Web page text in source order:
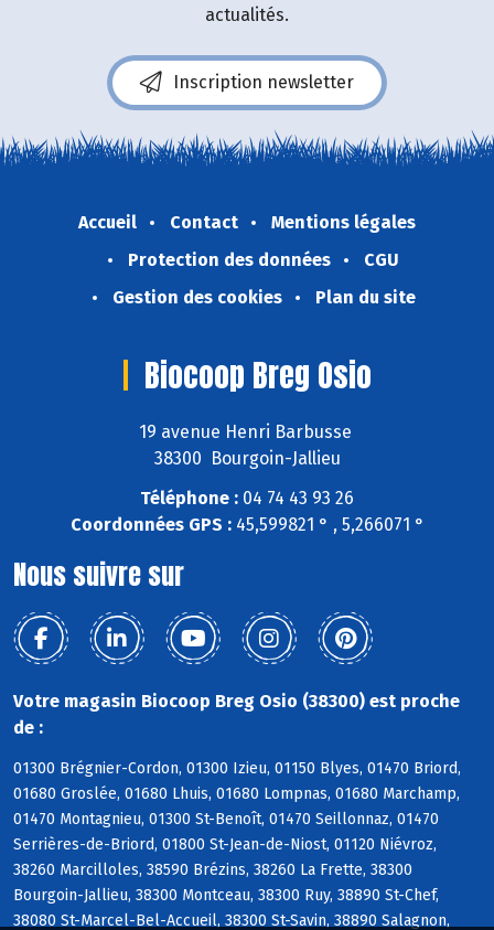
actualités.
Inscription newsletter
Accueil Contact
Mentions légales
Protection des données
CGU
Gestion des cookies
Plan du site
Biocoop Breg Osio
19 avenue Henri Barbusse
38300 Bourgoin-Jallieu
Téléphone : 04 74 43 93 26
Coordonnées GPS :45,599821 ° , 5,266071 °
Nous suivre sur
Votre magasin Biocoop Breg Osio (38300) est proche
de :
01300 Brégnier-Cordon, 01300 Izieu, 01150 Blyes, 01470 Briord,
01680 Groslée, 01680 Lhuis, 01680 Lompnas, 01680 Marchamp,
01470 Montagnieu, 01300 St-Benoît, 01470 Seillonnaz, 01470
Serrières-de-Briord, 01800 St-Jean-de-Niost, 01120 Niévroz,
38260 Marcilloles, 38590 Brézins, 38260 La Frette, 38300
Bourgoin-Jallieu, 38300 Montceau, 38300 Ruy, 38890 St-Chef,
38080 St-Marcel-Bel-Accueil, 38300 St-Savin, 38890 Salagnon,